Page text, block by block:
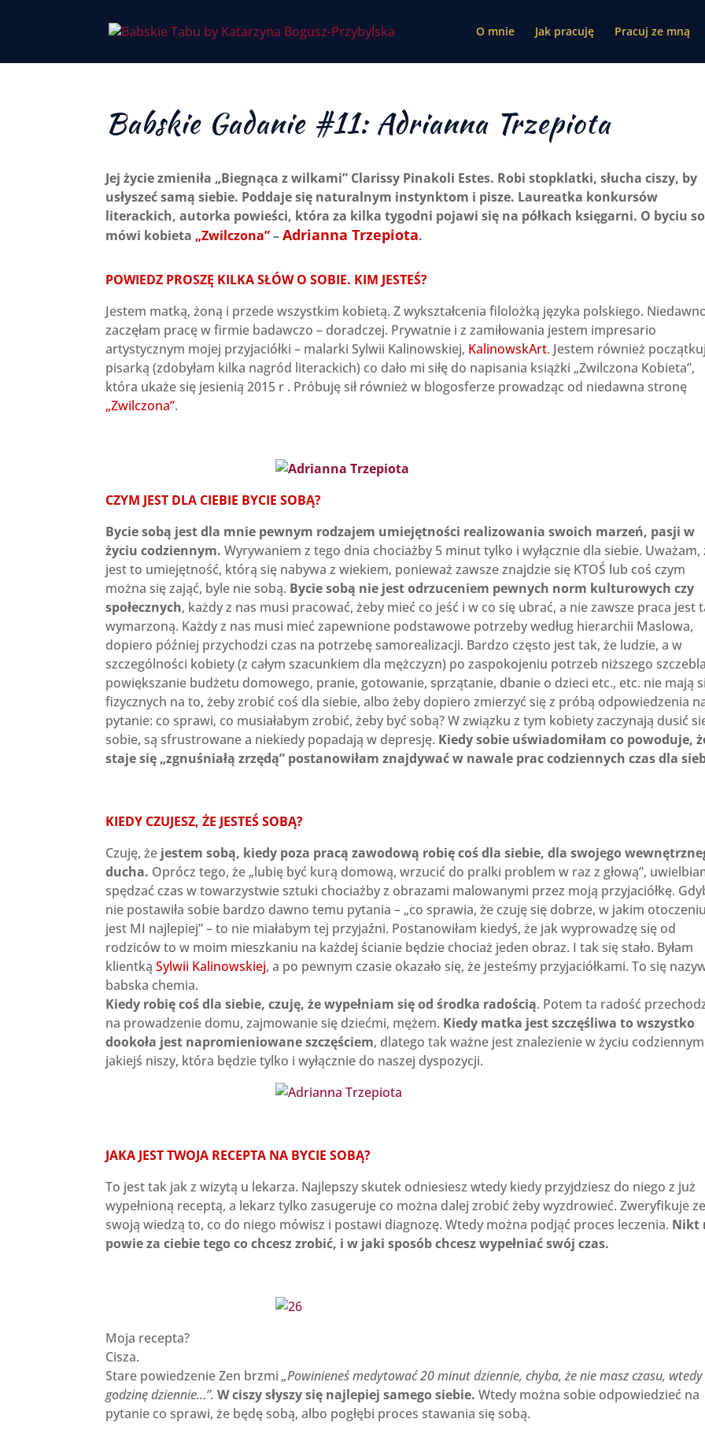
O mnie Jak pracuję Pracuj ze mną
Babskie Gadanie #11: Adrianna Trzepiota
Jej życie zmieniła „Biegnąca z wilkami” Clarissy Pinakoli Estes. Robi stopklatki, słucha ciszy, by
usłyszeć samą siebie. Poddaje się naturalnym instynktom i pisze. Laureatka konkursów
literackich, autorka powieści, która za kilka tygodni pojawi się na półkach księgarni. O byciu
mówi kobieta „Zwilczona”–Adrianna Trzepiota.
POWIEDZ PROSZĘ KILKA SŁÓW O SOBIE. KIM JESTEŚ?
Jestem matką, żoną i przede wszystkim kobietą. Z wykształcenia filolożką języka polskiego.
zaczęłam pracę w firmie badawczo – doradczej. Prywatnie i z zamiłowania jestem impresario
artystycznym mojej przyjaciółki – malarki Sylwii Kalinowskiej, KalinowskArt. Jestem również
pisarką (zdobyłam kilka nagród literackich) co dało mi siłę do napisania książki „Zwilczona Kobieta”,
która ukaże się jesienią 2015 r . Próbuję sił również w blogosferze prowadząc od niedawna stronę
„Zwilczona”.
CZYM JEST DLA CIEBIE BYCIE SOBĄ?
Bycie sobą jest dla mnie pewnym rodzajem umiejętności realizowania swoich marzeń, pasji w
życiu codziennym. Wyrywaniem z tego dnia chociażby 5 minut tylko i wyłącznie dla siebie. Uważam,
jest to umiejętność, którą się nabywa z wiekiem, ponieważ zawsze znajdzie się KTOŚ lub coś czym
można się zająć, byle nie sobą. Bycie sobą nie jest odrzuceniem pewnych norm kulturowych czy
społecznych, każdy z nas musi pracować, żeby mieć co jeść i w co się ubrać, a nie zawsze praca jest
wymarzoną. Każdy z nas musi mieć zapewnione podstawowe potrzeby według hierarchii Maslowa,
dopiero później przychodzi czas na potrzebę samorealizacji. Bardzo często jest tak, że ludzie, a w
szczególności kobiety (z całym szacunkiem dla mężczyzn) po zaspokojeniu potrzeb niższego
powiększanie budżetu domowego, pranie, gotowanie, sprzątanie, dbanie o dzieci etc., etc. nie mają
fizycznych na to, żeby zrobić coś dla siebie, albo żeby dopiero zmierzyć się z próbą odpowiedzenia
pytanie: co sprawi, co musiałabym zrobić, żeby być sobą? W związku z tym kobiety zaczynają dusić
sobie, są sfrustrowane a niekiedy popadają w depresję. Kiedy sobie uświadomiłam co powoduje,
staje się „zgnuśniałą zrzędą” postanowiłam znajdywać w nawale prac codziennych czas dla
KIEDY CZUJESZ, ŻE JESTEŚ SOBĄ?
Czuję, że jestem sobą, kiedy poza pracą zawodową robię coś dla siebie, dla swojego
ducha. Oprócz tego, że „lubię być kurą domową, wrzucić do pralki problem w raz z głową”,
spędzać czas w towarzystwie sztuki chociażby z obrazami malowanymi przez moją przyjaciółkę.
nie postawiła sobie bardzo dawno temu pytania – „co sprawia, że czuję się dobrze, w jakim otoczeniu
jest MI najlepiej” – to nie miałabym tej przyjaźni. Postanowiłam kiedyś, że jak wyprowadzę się od
rodziców to w moim mieszkaniu na każdej ścianie będzie chociaż jeden obraz. I tak się stało. Byłam
klientkąSylwii Kalinowskiej, a po pewnym czasie okazało się, że jesteśmy przyjaciółkami. To się
babska chemia.
Kiedy robię coś dla siebie, czuję, że wypełniam się od środka radością. Potem ta radość
na prowadzenie domu, zajmowanie się dziećmi, mężem. Kiedy matka jest szczęśliwa to wszystko
dookoła jest napromieniowane szczęściem, dlatego tak ważne jest znalezienie w życiu codziennym
jakiejś niszy, która będzie tylko i wyłącznie do naszej dyspozycji.
JAKA JEST TWOJA RECEPTA NA BYCIE SOBĄ?
To jest tak jak z wizytą u lekarza. Najlepszy skutek odniesiesz wtedy kiedy przyjdziesz do niego z już
wypełnioną receptą, a lekarz tylko zasugeruje co można dalej zrobić żeby wyzdrowieć. Zweryfikuje ze
swoją wiedzą to, co do niego mówisz i postawi diagnozę. Wtedy można podjąć proces leczenia. Nikt
powie za ciebie tego co chcesz zrobić, i w jaki sposób chcesz wypełniać swój czas.
Moja recepta?
Cisza.
Stare powiedzenie Zen brzmi„Powinieneś medytować 20 minut dziennie, chyba, że nie masz czasu, wtedy
godzinę dziennie…”. W ciszy słyszy się najlepiej samego siebie. Wtedy można sobie odpowiedzieć na
pytanie co sprawi, że będę sobą, albo pogłębi proces stawania się sobą.